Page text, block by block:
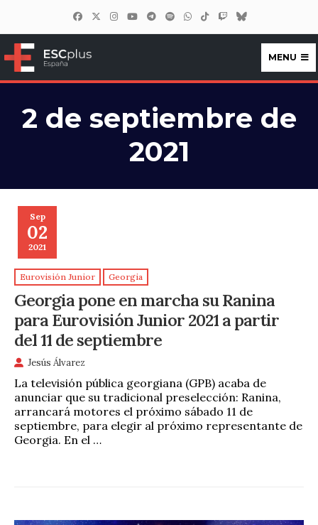
ESCplus España
MENU
2 de septiembre de
2021
Sep
02
2021
Eurovisión Junior Georgia
Georgia pone en marcha su Ranina
para Eurovisión Junior 2021 a partir
del 11 de septiembre
Jesús Álvarez
La televisión pública georgiana (GPB) acaba de
anunciar que su tradicional preselección: Ranina,
arrancará motores el próximo sábado 11 de
septiembre, para elegir al próximo representante de
Georgia. En el …